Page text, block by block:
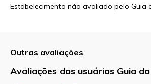
Estabelecimento não avaliado pelo Guia
Outras avaliações
Avaliações dos usuários Guia